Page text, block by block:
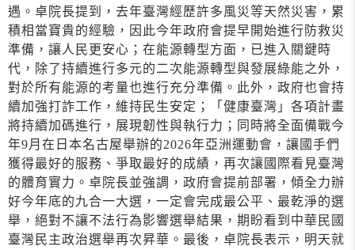
遇。卓院長提到，去年臺灣經歷許多風災等天然災害，累
積相當寶貴的經驗，因此今年政府會提早開始進行防救災
準備，讓人民更安心；在能源轉型方面，已進入關鍵時
代，除了持續進行多元的二次能源轉型與發展綠能之外，
對於所有能源的考量也進行充分準備。此外，政府也會持
續加強打詐工作，維持民生安定；「健康臺灣」各項計畫
將持續加碼進行，展現韌性與執行力；同時將全面備戰今
年9月在日本名古屋舉辦的2026年亞洲運動會，讓國手們
獲得最好的服務、爭取最好的成績，再次讓國際看見臺灣
的體育實力。卓院長並強調，政府會提前部署，傾全力辦
好今年底的九合一大選，一定會完成最公平、最乾淨的選
舉，絕對不讓不法行為影響選舉結果，期盼看到中華民國
臺灣民主政治選舉再次昇華。最後，卓院長表示，明天就